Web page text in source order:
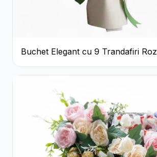
Buchet Elegant cu 9 Trandafiri Roz